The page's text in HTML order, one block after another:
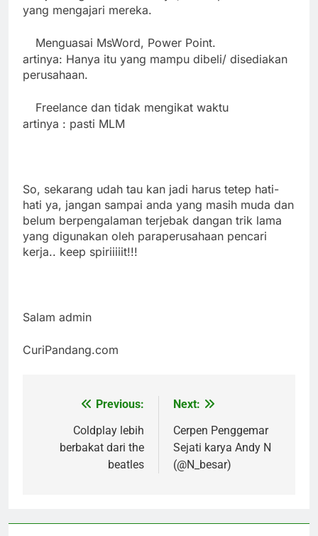
yang mengajari mereka.
Menguasai MsWord, Power Point.
artinya: Hanya itu yang mampu dibeli/ disediakan
perusahaan.
Freelance dan tidak mengikat waktu
artinya : pasti MLM
So, sekarang udah tau kan jadi harus tetep hati-
hati ya, jangan sampai anda yang masih muda dan
belum berpengalaman terjebak dangan trik lama
yang digunakan oleh paraperusahaan pencari
kerja.. keep spiriiiiit!!!
Salam admin
CuriPandang.com
navigation
Previous:
Coldplay lebih
berbakat dari the
beatles
Next:
Cerpen Penggemar
Sejati karya Andy N
(@N_besar)